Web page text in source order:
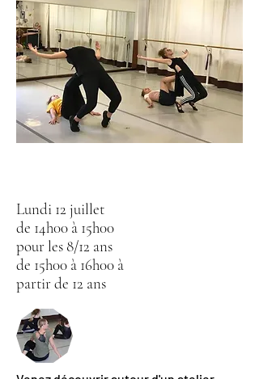
Lundi 12 juillet
de 14h00 à 15h00
pour les 8/12 ans
de 15h00 à 16h00 à
partir de 12 ans